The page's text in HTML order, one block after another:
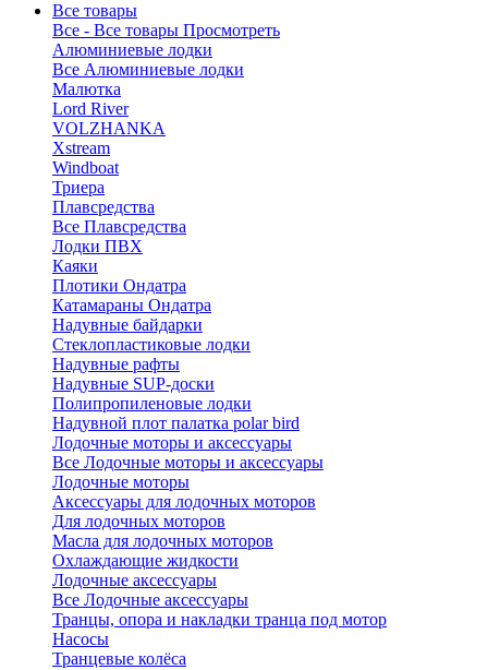
Все товары
Все - Все товары Просмотреть
Алюминиевые лодки
Все Алюминиевые лодки
Малютка
Lord River
VOLZHANKA
Xstream
Windboat
Триера
Плавсредства
Все Плавсредства
Лодки ПВХ
Каяки
Плотики Ондатра
Катамараны Ондатра
Надувные байдарки
Стеклопластиковые лодки
Надувные рафты
Надувные SUP-доски
Полипропиленовые лодки
Надувной плот палатка polar bird
Лодочные моторы и аксессуары
Все Лодочные моторы и аксессуары
Лодочные моторы
Аксессуары для лодочных моторов
Для лодочных моторов
Масла для лодочных моторов
Охлаждающие жидкости
Лодочные аксессуары
Все Лодочные аксессуары
Транцы, опора и накладки транца под мотор
Насосы
Транцевые колёса